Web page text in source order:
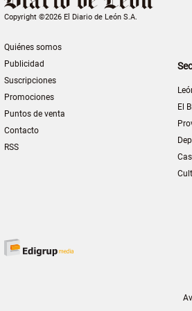
Copyright ©2026 El Diario de León S.A.
Quiénes somos
Publicidad
Suscripciones
Promociones
Puntos de venta
Contacto
RSS
El